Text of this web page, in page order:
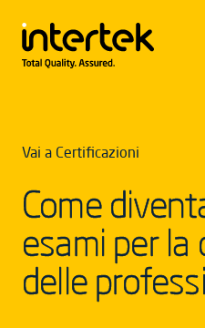
Vai a Certificazioni
Come
esami per la
delle